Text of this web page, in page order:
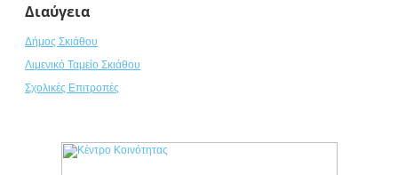
Διαύγεια
Δήμος Σκιάθου
Λιμενικό Ταμείο Σκιάθου
Σχολικές Επιτροπές